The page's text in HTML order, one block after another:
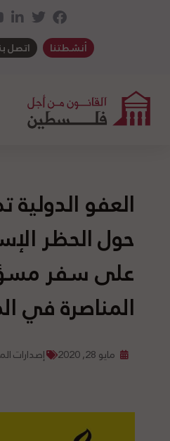
أنشطتنا اتصل
العفو الدولية
حول الحظر
على سفر
المناصرة في
مايو 28, 2020 إصدارات